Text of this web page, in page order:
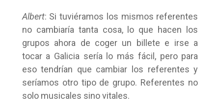
Albert: Si tuviéramos los mismos referentes
no cambiaría tanta cosa, lo que hacen los
grupos ahora de coger un billete e irse a
tocar a Galicia sería lo más fácil, pero para
eso tendrían que cambiar los referentes y
seríamos otro tipo de grupo. Referentes no
solo musicales sino vitales.